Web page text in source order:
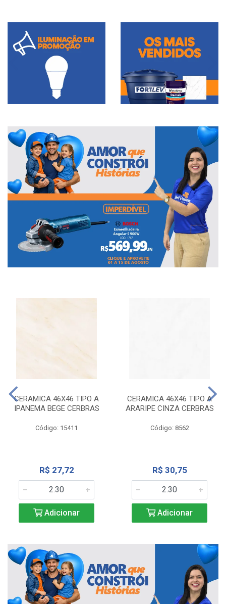
CERAMICA 46X46 TIPO A
IPANEMA BEGE CERBRAS
Código: 15411
R$ 27,72
Adicionar
CERAMICA 46X46 TIPO A
ARARIPE CINZA CERBRAS
Código: 8562
R$ 30,75
Adicionar